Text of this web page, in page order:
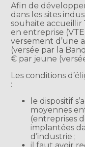
Afin de
dans les sites
souhaite accueillir
en entreprise
versement d’une
(versée par la
€ par jeune
Les conditions
:
le dispositif
moyennes
(entreprises
implantées
d’industrie ;
il faut avoir